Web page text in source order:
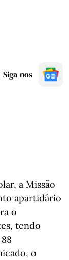
Siga-nos
a Missão
apartidário
o
tendo
o